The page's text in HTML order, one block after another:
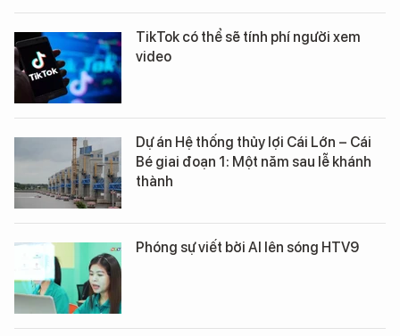
TikTok có thể sẽ tính phí người xem
video
Dự án Hệ thống thủy lợi Cái Lớn – Cái
Bé giai đoạn 1: Một năm sau lễ khánh
thành
Phóng sự viết bởi AI lên sóng HTV9